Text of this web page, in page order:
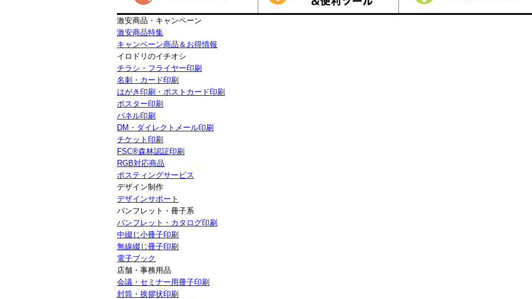
激安商品・キャンペーン
激安商品特集
キャンペーン商品＆お得情報
イロドリのイチオシ
チラシ・フライヤー印刷
名刺・カード印刷
はがき印刷・ポストカード印刷
ポスター印刷
パネル印刷
DM・ダイレクトメール印刷
チケット印刷
FSC®森林認証印刷
RGB対応商品
ポスティングサービス
デザイン制作
デザインサポート
パンフレット・冊子系
パンフレット・カタログ印刷
中綴じ小冊子印刷
無線綴じ冊子印刷
電子ブック
店舗・事務用品
会議・セミナー用冊子印刷
封筒・挨拶状印刷